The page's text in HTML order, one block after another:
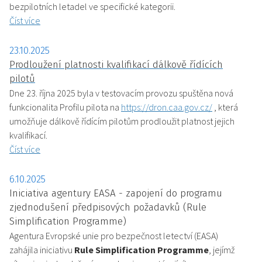
bezpilotních letadel ve specifické kategorii.
Číst více
23.10.2025
Prodloužení platnosti kvalifikací dálkově řídících
pilotů
Dne 23. října 2025 byla v testovacím provozu spuštěna nová
funkcionalita Profilu pilota na https://dron.caa.gov.cz/ , která
umožňuje dálkově řídícím pilotům prodloužit platnost jejich
kvalifikací.
Číst více
6.10.2025
Iniciativa agentury EASA - zapojení do programu
zjednodušení předpisových požadavků (Rule
Simplification Programme)
Agentura Evropské unie pro bezpečnost letectví (EASA)
zahájila iniciativu Rule Simplification Programme, jejímž